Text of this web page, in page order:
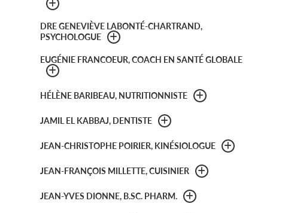
DRE GENEVIÈVE LABONTÉ-CHARTRAND,
PSYCHOLOGUE
EUGÉNIE FRANCOEUR, COACH EN SANTÉ GLOBALE
HÉLÈNE BARIBEAU, NUTRITIONNISTE
JAMIL EL KABBAJ, DENTISTE
JEAN-CHRISTOPHE POIRIER, KINÉSIOLOGUE
JEAN-FRANÇOIS MILLETTE, CUISINIER
JEAN-YVES DIONNE, B.SC. PHARM.